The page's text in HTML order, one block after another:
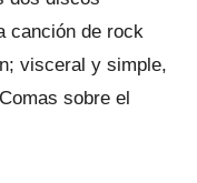
canción de rock
visceral y simple,
sobre el